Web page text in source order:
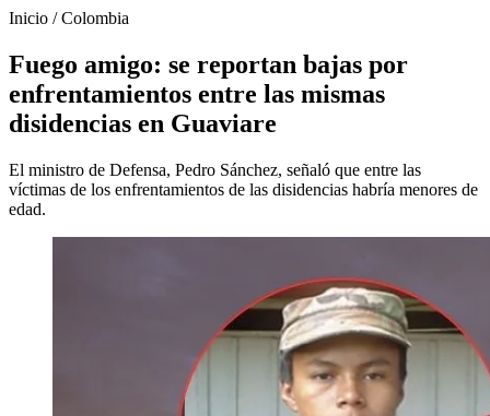
Inicio /Colombia
Fuego amigo: se reportan bajas por
enfrentamientos entre las mismas
disidencias en Guaviare
El ministro de Defensa, Pedro Sánchez, señaló que entre las
víctimas de los enfrentamientos de las disidencias habría menores de
edad.